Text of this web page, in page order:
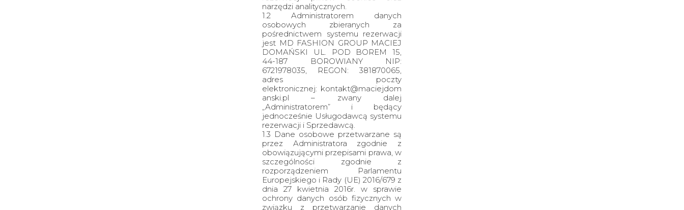
narzędzi analitycznych.
1.2 Administratorem danych
osobowych zbieranych za
pośrednictwem systemu rezerwacji
jest MD FASHION GROUP MACIEJ
DOMAŃSKI UL. POD BOREM 15,
44-187 BOROWIANY NIP:
6721978035, REGON: 381870065,
adres poczty
elektronicznej: kontakt@maciejdom
anski.pl – zwany dalej
„Administratorem” i będący
jednocześnie Usługodawcą systemu
rezerwacji i Sprzedawcą.
1.3 Dane osobowe przetwarzane są
przez Administratora zgodnie z
obowiązującymi przepisami prawa, w
szczególności zgodnie z
rozporządzeniem Parlamentu
Europejskiego i Rady (UE) 2016/679 z
dnia 27 kwietnia 2016r. w sprawie
ochrony danych osób fizycznych w
związku z przetwarzanie danych